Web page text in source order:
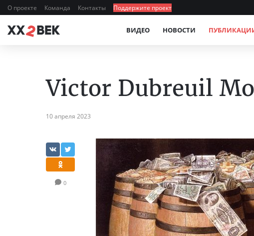
О проекте Команда Контакты Поддержите проект
ВИДЕО НОВОСТИ
Victor Dubreuil
10 апреля 2023
0